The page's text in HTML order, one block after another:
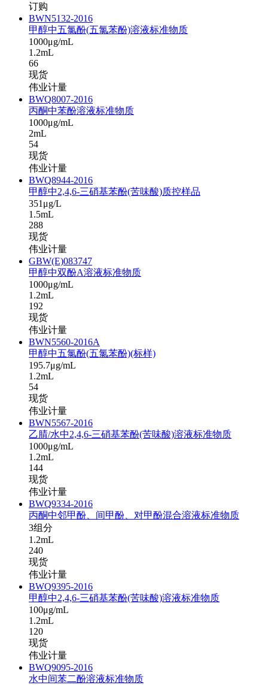
订购
BWN5132-2016
甲醇中五氯酚(五氯苯酚)溶液标准物质
1000μg/mL
1.2mL
66
现货
伟业计量
BWQ8007-2016
丙酮中苯酚溶液标准物质
1000μg/mL
2mL
54
现货
伟业计量
BWQ8944-2016
甲醇中2,4,6-三硝基苯酚(苦味酸)质控样品
351μg/L
1.5mL
288
现货
伟业计量
GBW(E)083747
甲醇中双酚A溶液标准物质
1000μg/mL
1.2mL
192
现货
伟业计量
BWN5560-2016A
甲醇中五氯酚(五氯苯酚)(标样)
195.7μg/mL
1.2mL
54
现货
伟业计量
BWN5567-2016
乙腈/水中2,4,6-三硝基苯酚(苦味酸)溶液标准物质
1000μg/mL
1.2mL
144
现货
伟业计量
BWQ9334-2016
丙酮中邻甲酚、间甲酚、对甲酚混合溶液标准物质
3组分
1.2mL
240
现货
伟业计量
BWQ9395-2016
甲醇中2,4,6-三硝基苯酚(苦味酸)溶液标准物质
100μg/mL
1.2mL
120
现货
伟业计量
BWQ9095-2016
水中间苯二酚溶液标准物质